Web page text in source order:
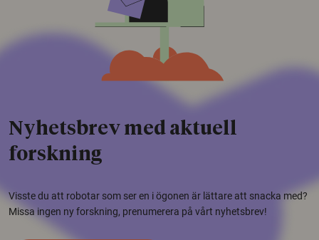
Nyhetsbrev med aktuell
forskning
Visste du att robotar som ser en i ögonen är lättare att snacka med?
Missa ingen ny forskning, prenumerera på vårt nyhetsbrev!